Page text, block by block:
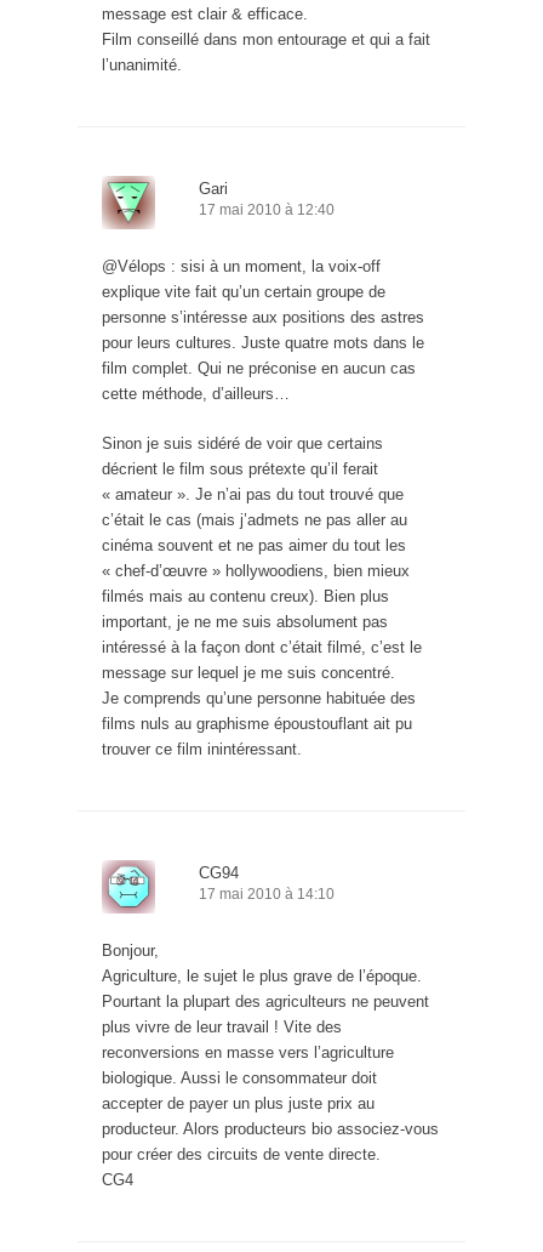
message est clair & efficace.
Film conseillé dans mon entourage et qui a fait
l’unanimité.
Gari
17 mai 2010 à 12:40
@Vélops : sisi à un moment, la voix-off
explique vite fait qu’un certain groupe de
personne s’intéresse aux positions des astres
pour leurs cultures. Juste quatre mots dans le
film complet. Qui ne préconise en aucun cas
cette méthode, d’ailleurs…
Sinon je suis sidéré de voir que certains
décrient le film sous prétexte qu’il ferait
« amateur ». Je n’ai pas du tout trouvé que
c’était le cas (mais j’admets ne pas aller au
cinéma souvent et ne pas aimer du tout les
« chef-d’œuvre » hollywoodiens, bien mieux
filmés mais au contenu creux). Bien plus
important, je ne me suis absolument pas
intéressé à la façon dont c’était filmé, c’est le
message sur lequel je me suis concentré.
Je comprends qu’une personne habituée des
films nuls au graphisme époustouflant ait pu
trouver ce film inintéressant.
CG94
17 mai 2010 à 14:10
Bonjour,
Agriculture, le sujet le plus grave de l’époque.
Pourtant la plupart des agriculteurs ne peuvent
plus vivre de leur travail ! Vite des
reconversions en masse vers l’agriculture
biologique. Aussi le consommateur doit
accepter de payer un plus juste prix au
producteur. Alors producteurs bio associez-vous
pour créer des circuits de vente directe.
CG4